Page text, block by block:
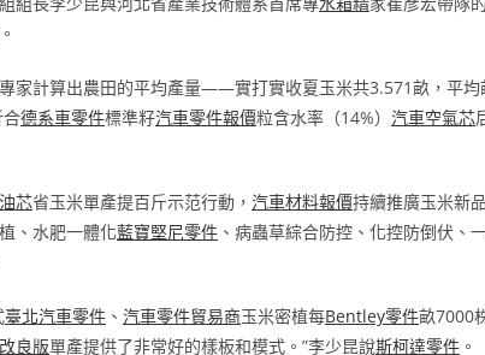
家計算出農田的平均產量——實打實收夏玉米共3.571畝，平
合德系車零件標準籽汽車零件報價粒含水率（14%） 汽車空氣芯
芯省玉米單產提百斤示范行動， 汽車材料報價持續推廣玉米新
、水肥一體化藍寶堅尼零件 、病蟲草綜合防控、化控防倒伏、
臺北汽車零件 、 汽車零件貿易商玉米密植每Bentley零件畝7000
良版單產提供了非常好的樣板和模式。”李少昆說斯柯達零件 。